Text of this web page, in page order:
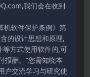
我们会在收到
机软件保护条例》第
的设计思想和原理,
等方式使用软件的,可
报酬。”您需知晓本
户交流学习与研究使